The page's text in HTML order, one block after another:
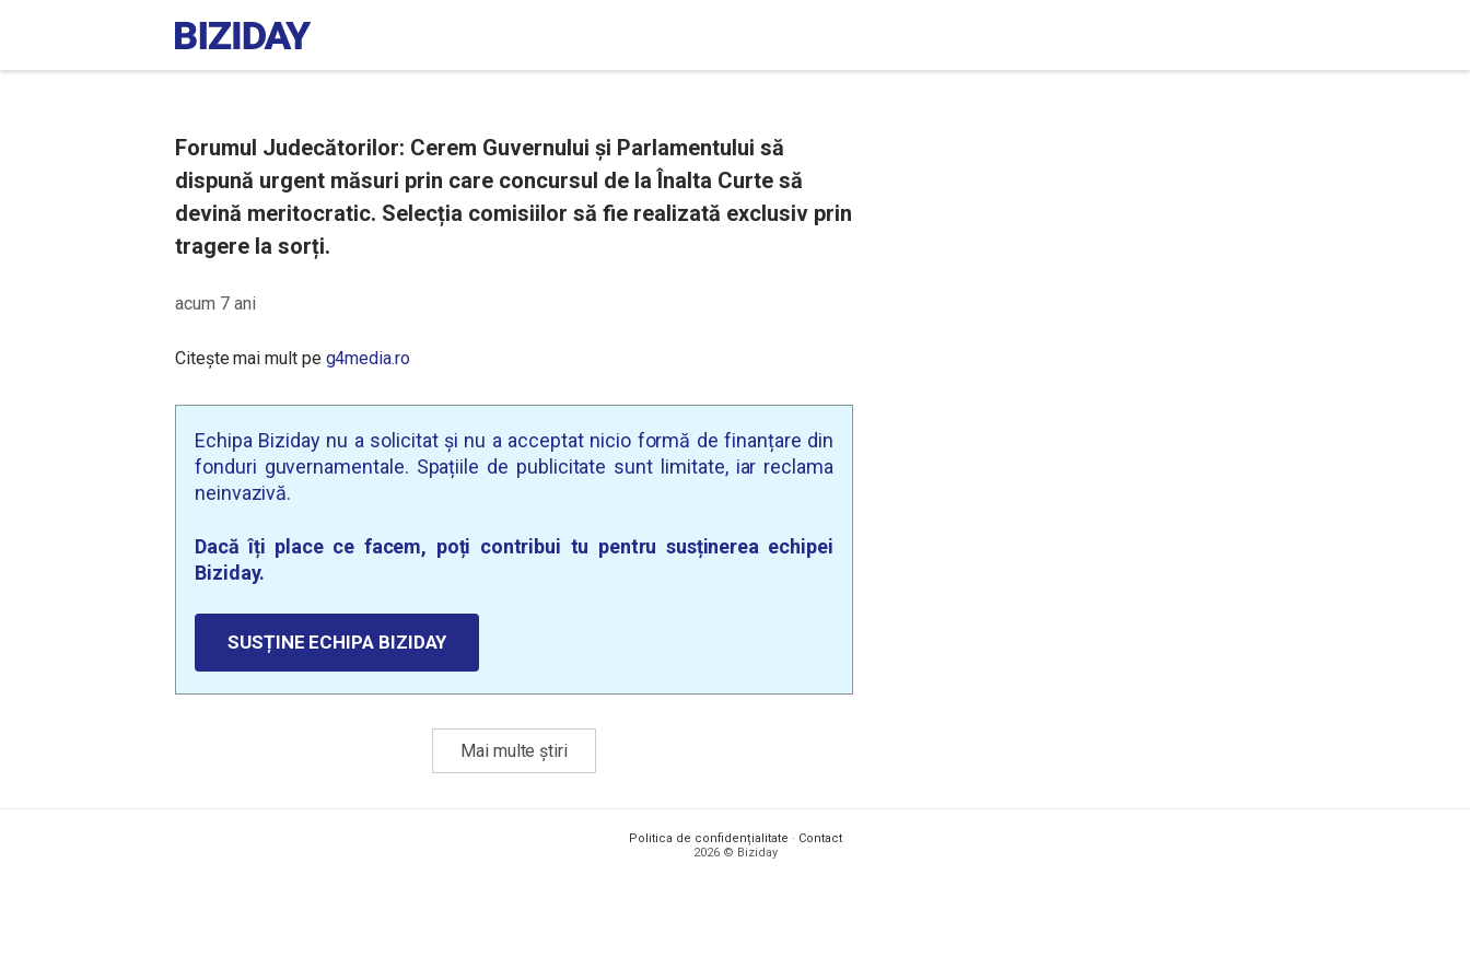
Forumul Judecătorilor: Cerem Guvernului și Parlamentului să
dispună urgent măsuri prin care concursul de la Înalta Curte să
devină meritocratic. Selecția comisiilor să fie realizată exclusiv prin
tragere la sorți.
acum 7 ani
Citește mai mult pe g4media.ro
Echipa Biziday nu a solicitat și nu a acceptat nicio formă de finanțare din
fonduri guvernamentale. Spațiile de publicitate sunt limitate, iar reclama
neinvazivă.
Dacă îți place ce facem, poți contribui tu pentru susținerea echipei
Biziday.
SUSȚINE ECHIPA BIZIDAY
Mai multe știri
Politica de confidențialitate · Contact
2026 © Biziday